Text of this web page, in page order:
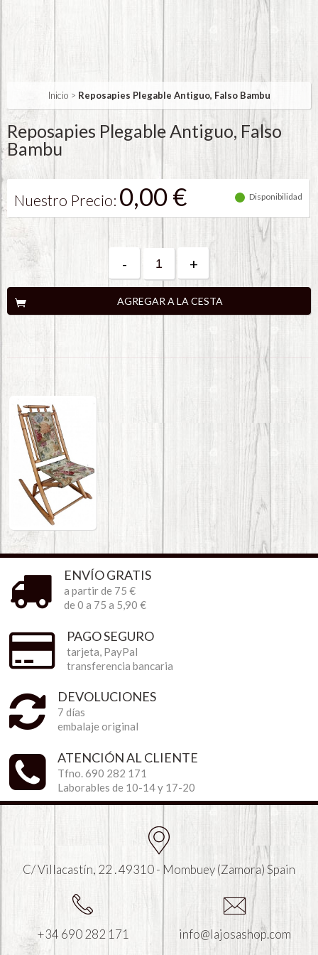
Inicio> Reposapies Plegable Antiguo, Falso Bambu
Reposapies Plegable Antiguo, Falso
Bambu
Nuestro Precio: 0,00 € Disponibilidad
- +
AGREGAR A LA CESTA
ENVÍO GRATIS
a partir de 75 €
de 0 a 75 a 5,90 €
PAGO SEGURO
tarjeta, PayPal
transferencia bancaria
DEVOLUCIONES
7 días
embalaje original
ATENCIÓN AL CLIENTE
Tfno. 690 282 171
Laborables de 10-14 y 17-20
C/ Villacastín, 22 . 49310 - Mombuey (Zamora) Spain
+34 690 282 171 info@lajosashop.com